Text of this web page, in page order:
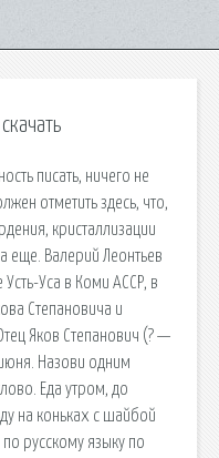
писать, ничего не
отметить здесь, что,
кристаллизации
еще. Валерий Леонтьев
Уса в Коми АССР, в
Степановича и
Яков Степанович (? —
Назови одним
Еда утром, до
на коньках с шайбой
русскому языку по